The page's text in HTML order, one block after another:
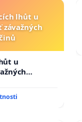
lhůt u
závažných
u